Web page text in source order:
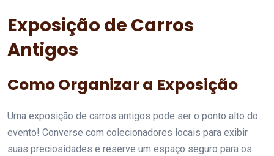
Exposição de Carros
Antigos
Como Organizar a Exposição
Uma exposição de carros antigos pode ser o ponto alto do
evento! Converse com colecionadores locais para exibir
suas preciosidades e reserve um espaço seguro para os